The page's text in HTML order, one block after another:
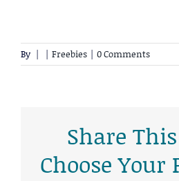
By | | Freebies | 0 Comments
Share
Choose
Cold